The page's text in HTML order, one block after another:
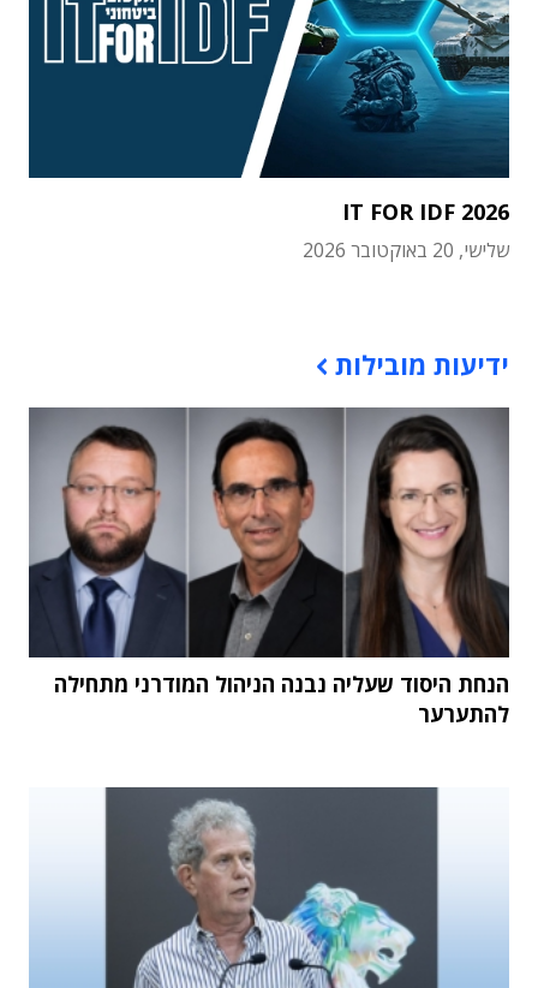
IT FOR IDF 2026
שלישי, 20 באוקטובר 2026
ידיעות מובילות
הנחת היסוד שעליה נבנה הניהול המודרני מתחילה
להתערער